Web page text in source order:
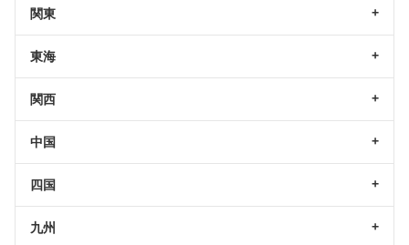
関東
東海
関西
中国
四国
九州